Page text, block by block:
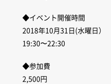
◆イベント開催時間
2018年10月31日(水曜日）
19:30〜22:30
◆参加費
2,500円